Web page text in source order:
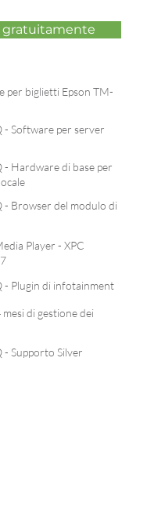
gratuitamente
per biglietti Epson TM-
- Software per server
- Hardware di base per
- Browser del modulo di
Player - XPC
- Plugin di infotainment
mesi di gestione dei
- Supporto Silver